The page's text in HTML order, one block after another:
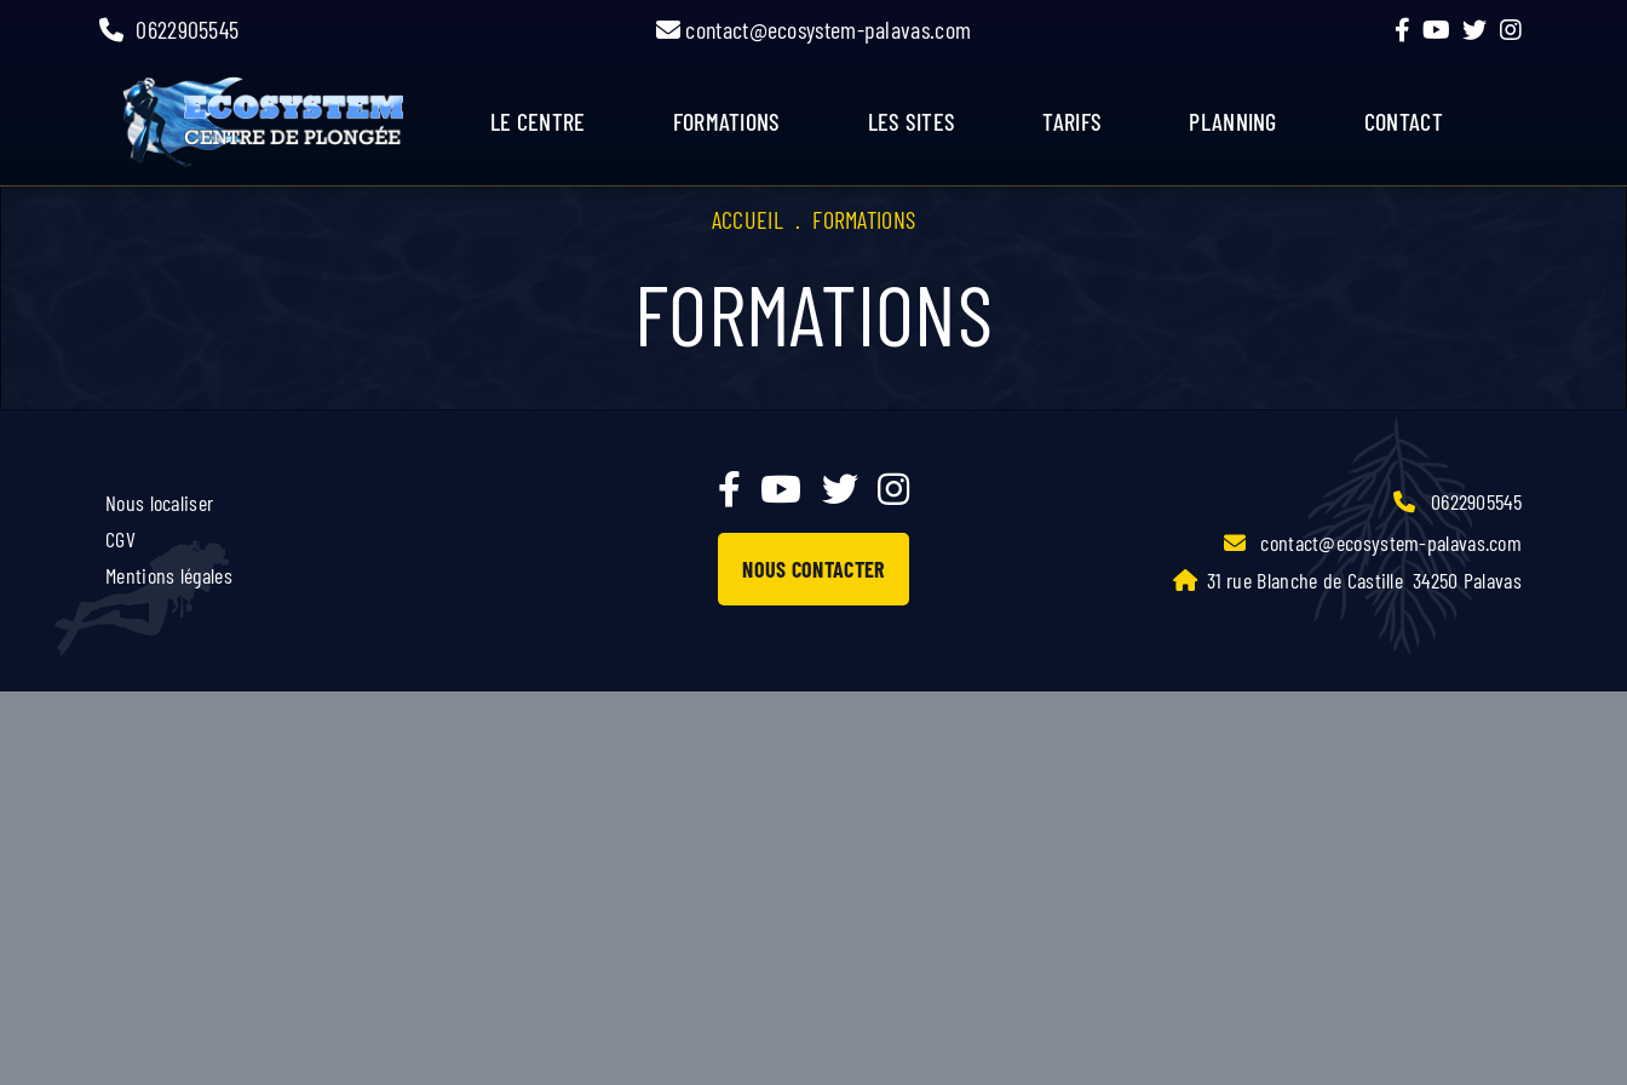
0622905545 contact@ecosystem-palavas.com
LE CENTRE FORMATIONS LES SITES TARIFS PLANNING CONTACT
ACCUEIL . FORMATIONS
FORMATIONS
Nous localiser
CGV
Mentions légales
NOUS CONTACTER
0622905545
contact@ecosystem-palavas.com
31 rue Blanche de Castille 34250 Palavas